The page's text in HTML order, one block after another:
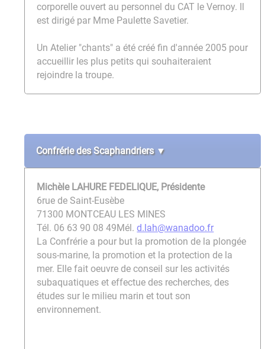
corporelle ouvert au personnel du CAT le Vernoy. Il
est dirigé par Mme Paulette Savetier.
Un Atelier "chants" a été créé fin d'année 2005 pour
accueillir les plus petits qui souhaiteraient
rejoindre la troupe.
Confrérie des Scaphandriers ▼
Michèle LAHURE FEDELIQUE, Présidente
6rue de Saint-Eusèbe
71300 MONTCEAU LES MINES
Tél. 06 63 90 08 49Mél.d.lah@wanadoo.fr
La Confrérie a pour but la promotion de la plongée
sous-marine, la promotion et la protection de la
mer. Elle fait oeuvre de conseil sur les activités
subaquatiques et effectue des recherches, des
études sur le milieu marin et tout son
environnement.